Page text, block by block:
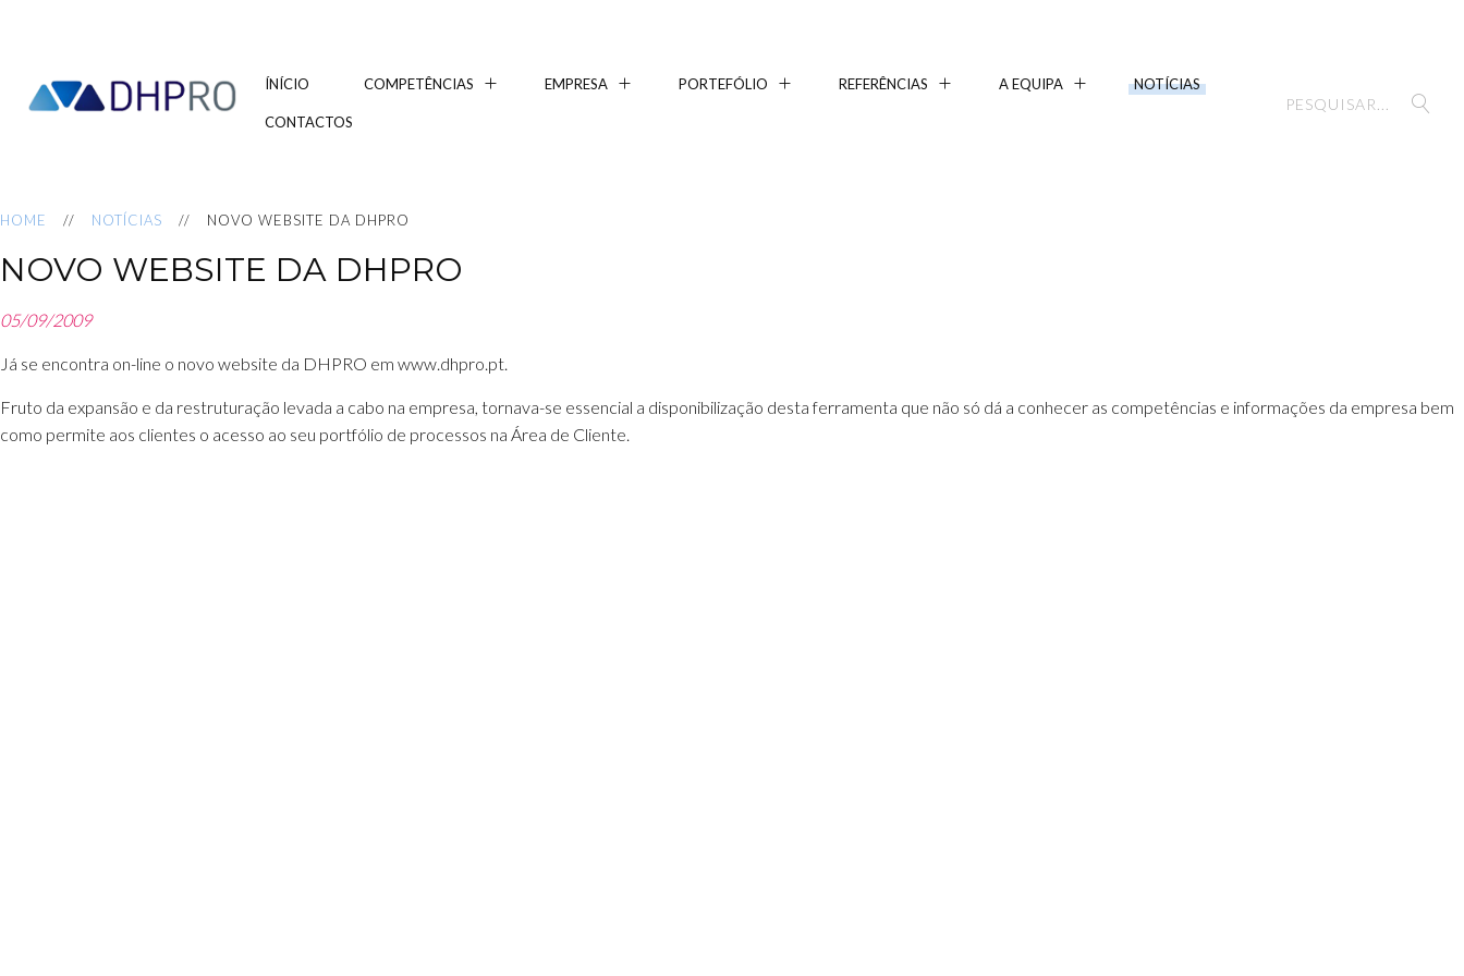
ÍNÍCIO COMPETÊNCIAS EMPRESA PORTEFÓLIO REFERÊNCIAS A EQUIPA NOTÍCIAS
CONTACTOS
HOME NOTÍCIAS NOVO WEBSITE DA DHPRO
NOVO WEBSITE DA DHPRO
05/09/2009
Já se encontra on-line o novo website da DHPRO em www.dhpro.pt.
Fruto da expansão e da restruturação levada a cabo na empresa, tornava-se essencial a disponibilização desta ferramenta que não só dá a conhecer as competências e informações da empresa bem
como permite aos clientes o acesso ao seu portfólio de processos na Área de Cliente.